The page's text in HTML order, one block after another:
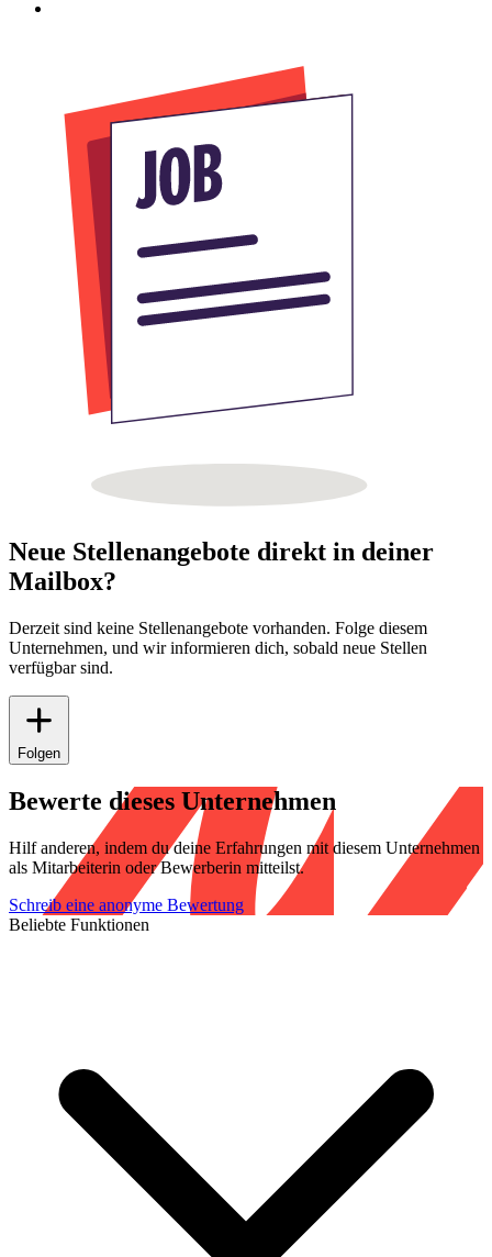
Neue Stellenangebote direkt in deiner
Mailbox?
Derzeit sind keine Stellenangebote vorhanden. Folge diesem
Unternehmen, und wir informieren dich, sobald neue Stellen
verfügbar sind.
Folgen
Bewerte dieses Unternehmen
Hilf anderen, indem du deine Erfahrungen mit diesem Unternehmen
als Mitarbeiterin oder Bewerberin mitteilst.
Schreib eine anonyme Bewertung
Beliebte Funktionen